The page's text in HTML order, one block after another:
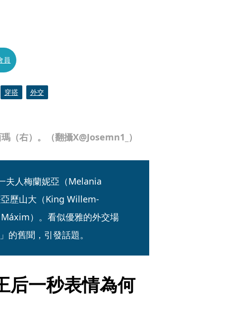
（右）。（翻攝X@Josemn1_）
員
穿搭 外交
夫人梅蘭妮亞（Melania
歷山大（King Willem-
）。看似優雅的外交場
的舊聞，引發話題。
后一秒表情為何